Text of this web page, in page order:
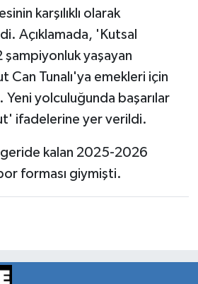
karşılıklı olarak
Açıklamada, 'Kutsal
şampiyonluk yaşayan
Can Tunalı'ya emekleri için
yolculuğunda başarılar
ifadelerine yer verildi.
geride kalan 2025-2026
forması giymişti.